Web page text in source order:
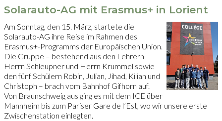
Solarauto-AG mit Erasmus+ in Lorient
Am Sonntag, den 15. März, startete die
Solarauto-AG ihre Reise im Rahmen des
Erasmus+-Programms der Europäischen Union.
Die Gruppe – bestehend aus den Lehrern
Herrn Schleupner und Herrn Krummel sowie
den fünf Schülern Robin, Julian, Jihad, Kilian und
Christoph – brach vom Bahnhof Gifhorn auf.
Von Braunschweig aus ging es mit dem ICE über
Mannheim bis zum Pariser Gare de l’Est, wo wir unsere erste
Zwischenstation einlegten.